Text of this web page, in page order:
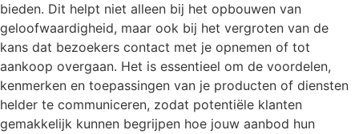
bieden. Dit helpt niet alleen bij het opbouwen van
geloofwaardigheid, maar ook bij het vergroten van de
kans dat bezoekers contact met je opnemen of tot
aankoop overgaan. Het is essentieel om de voordelen,
kenmerken en toepassingen van je producten of diensten
helder te communiceren, zodat potentiële klanten
gemakkelijk kunnen begrijpen hoe jouw aanbod hun